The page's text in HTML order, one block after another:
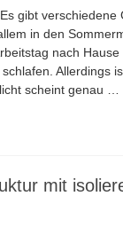
für Schönbuch
gibt verschiedene
in den
nach
Allerdings
scheint genau …
mit